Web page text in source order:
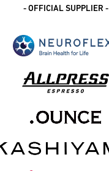
- OFFICIAL SUPPLIER -